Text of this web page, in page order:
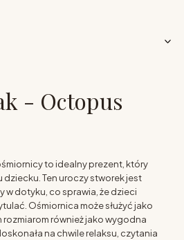
- Octopus
to idealny prezent, który
Ten uroczy stworek jest
w dotyku, co sprawia, że dzieci
Ośmiornica może służyć jako
rozmiarom również jako wygodna
na chwile relaksu, czytania